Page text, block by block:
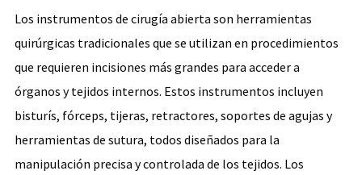
Los instrumentos de cirugía abierta son herramientas
quirúrgicas tradicionales que se utilizan en procedimientos
que requieren incisiones más grandes para acceder a
órganos y tejidos internos. Estos instrumentos incluyen
bisturís, fórceps, tijeras, retractores, soportes de agujas y
herramientas de sutura, todos diseñados para la
manipulación precisa y controlada de los tejidos. Los